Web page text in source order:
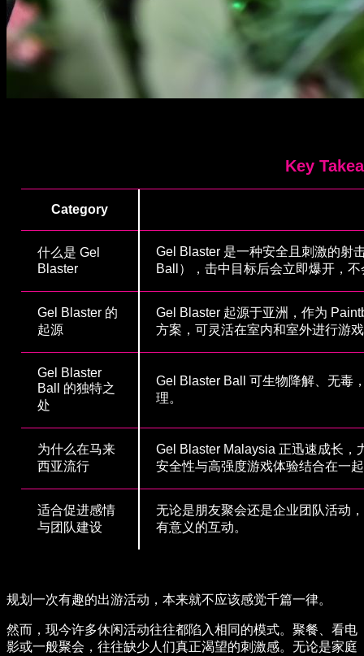
Key
Category
什么是 Gel
Blaster
Gel Blaster 是一种安全且刺激的射
Ball），击中目标后会立即爆开，
Gel Blaster 的
起源
Gel Blaster 起源于亚洲，作为
方案，可灵活在室内和室外进行游
Gel Blaster
Ball 的独特之
处
Gel Blaster Ball 可生物降解、无毒
理。
为什么在马来
西亚流行
Gel Blaster Malaysia 正迅速成长，
安全性与高强度游戏体验结合在一
适合促进感情
与团队建设
无论是朋友聚会还是企业团队活动
有意义的互动。
规划一次有趣的出游活动，本来就不应该感觉千篇一律。
然而，现今许多休闲活动往往都陷入相同的模式。聚餐、看电
影或一般聚会，往往缺少人们真正渴望的刺激感。无论是家庭